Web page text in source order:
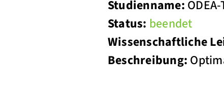
Studienname:
Status: beendet
Wissenschaftliche
Beschreibung: